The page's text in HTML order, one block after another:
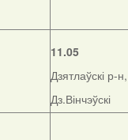
11.05
Дзятлаўскі р-н,
Дз.Вінчэўскі